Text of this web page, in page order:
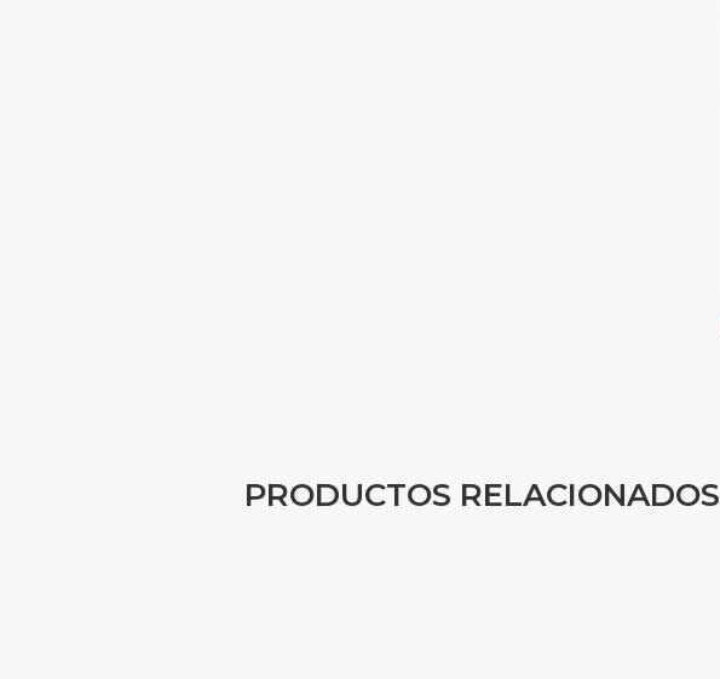
PRODUCTOS RELACIONADOS